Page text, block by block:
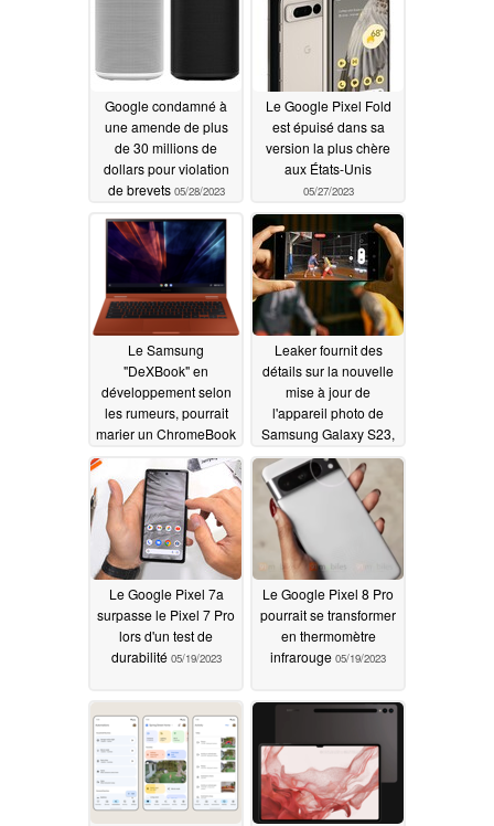
Google condamné à
une amende de plus
de 30 millions de
dollars pour violation
de brevets 05/28/2023
Le Google Pixel Fold
est épuisé dans sa
version la plus chère
aux États-Unis
05/27/2023
Le Samsung
"DeXBook" en
développement selon
les rumeurs, pourrait
marier un ChromeBook
avec le Samsung DeX
05/23/2023
Leaker fournit des
détails sur la nouvelle
mise à jour de
l'appareil photo de
Samsung Galaxy S23,
Galaxy S23 Plus et
Galaxy S23 Ultra
Le Google Pixel 7a
surpasse le Pixel 7 Pro
lors d'un test de
durabilité 05/19/2023
Le Google Pixel 8 Pro
pourrait se transformer
en thermomètre
infrarouge 05/19/2023